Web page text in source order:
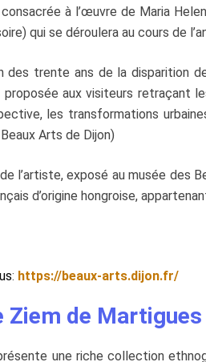
à l’œuvre de Maria
qui se déroulera au cours de
des trente ans de la disparition
aux visiteurs retraçant
les transformations
Arts de Dijon)
l’artiste, exposé au musée des
d’origine hongroise,
: https://beaux-arts.dijon.fr/
Ziem de Martigues
une riche collection